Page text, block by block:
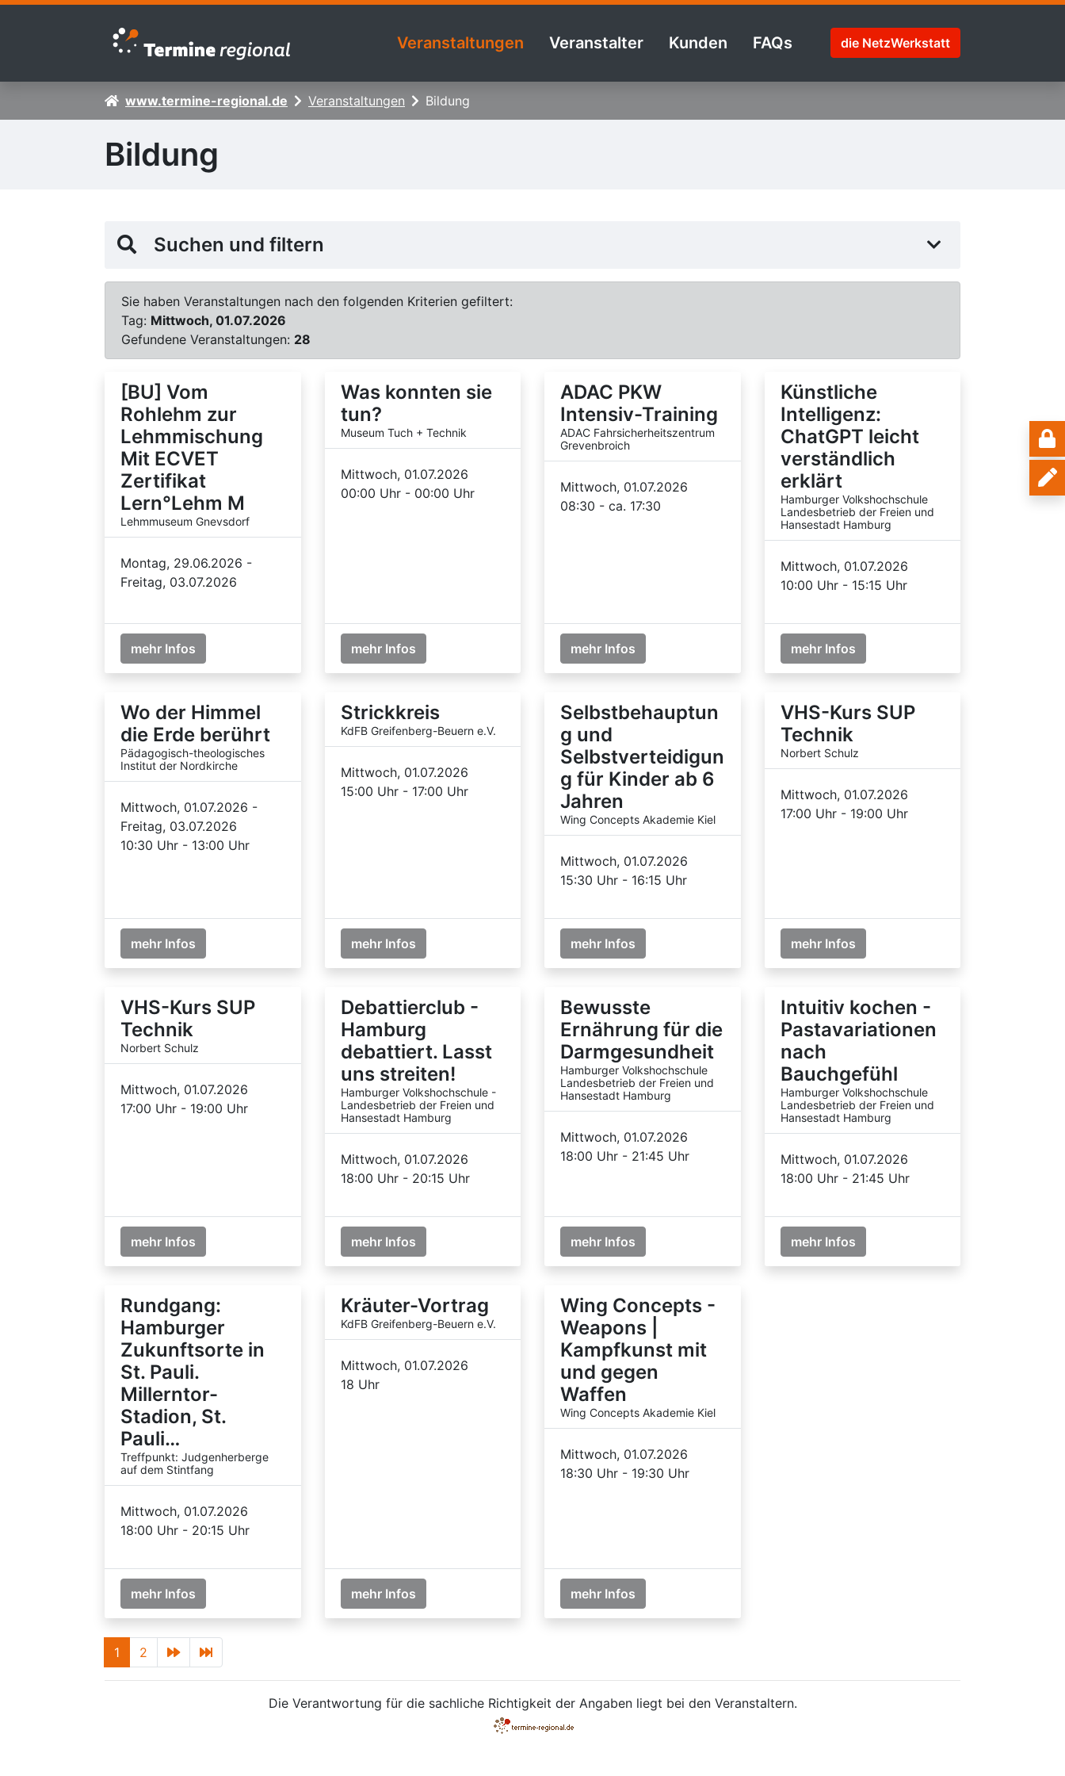
Zur Navigation springen
Zum Inhalt springen
Veranstaltungen Veranstalter Kunden FAQs die NetzWerkstatt
www.termine-regional.de Veranstaltungen Bildung
Bildung
Suchen und filtern
Sie haben Veranstaltungen nach den folgenden Kriterien gefiltert:
Tag: Mittwoch, 01.07.2026
Gefundene Veranstaltungen: 28
[BU] Vom
Rohlehm zur
Lehmmischung
Mit ECVET
Zertifikat
Lern°Lehm M
Lehmmuseum Gnevsdorf
Montag, 29.06.2026 -
Freitag, 03.07.2026
mehr Infos
Was konnten sie
tun?
Museum Tuch + Technik
Mittwoch, 01.07.2026
00:00 Uhr - 00:00 Uhr
mehr Infos
ADAC PKW
Intensiv-Training
ADAC Fahrsicherheitszentrum
Grevenbroich
Mittwoch, 01.07.2026
08:30 - ca. 17:30
mehr Infos
Künstliche
Intelligenz:
ChatGPT leicht
verständlich
erklärt
Hamburger Volkshochschule
Landesbetrieb der Freien und
Hansestadt Hamburg
Mittwoch, 01.07.2026
10:00 Uhr - 15:15 Uhr
mehr Infos
Wo der Himmel
die Erde berührt
Pädagogisch-theologisches
Institut der Nordkirche
Mittwoch, 01.07.2026 -
Freitag, 03.07.2026
10:30 Uhr - 13:00 Uhr
mehr Infos
Strickkreis
KdFB Greifenberg-Beuern e.V.
Mittwoch, 01.07.2026
15:00 Uhr - 17:00 Uhr
mehr Infos
Selbstbehauptun
g und
Selbstverteidigun
g für Kinder ab 6
Jahren
Wing Concepts Akademie Kiel
Mittwoch, 01.07.2026
15:30 Uhr - 16:15 Uhr
mehr Infos
VHS-Kurs SUP
Technik
Norbert Schulz
Mittwoch, 01.07.2026
17:00 Uhr - 19:00 Uhr
mehr Infos
VHS-Kurs SUP
Technik
Norbert Schulz
Mittwoch, 01.07.2026
17:00 Uhr - 19:00 Uhr
mehr Infos
Debattierclub -
Hamburg
debattiert. Lasst
uns streiten!
Hamburger Volkshochschule -
Landesbetrieb der Freien und
Hansestadt Hamburg
Mittwoch, 01.07.2026
18:00 Uhr - 20:15 Uhr
mehr Infos
Bewusste
Ernährung für die
Darmgesundheit
Hamburger Volkshochschule
Landesbetrieb der Freien und
Hansestadt Hamburg
Mittwoch, 01.07.2026
18:00 Uhr - 21:45 Uhr
mehr Infos
Intuitiv kochen -
Pastavariationen
nach
Bauchgefühl
Hamburger Volkshochschule
Landesbetrieb der Freien und
Hansestadt Hamburg
Mittwoch, 01.07.2026
18:00 Uhr - 21:45 Uhr
mehr Infos
Rundgang:
Hamburger
Zukunftsorte in
St. Pauli.
Millerntor-
Stadion, St.
Pauli…
Treffpunkt: Judgenherberge
auf dem Stintfang
Mittwoch, 01.07.2026
18:00 Uhr - 20:15 Uhr
mehr Infos
Kräuter-Vortrag
KdFB Greifenberg-Beuern e.V.
Mittwoch, 01.07.2026
18 Uhr
mehr Infos
Wing Concepts -
Weapons |
Kampfkunst mit
und gegen
Waffen
Wing Concepts Akademie Kiel
Mittwoch, 01.07.2026
18:30 Uhr - 19:30 Uhr
mehr Infos
1 2
Die Verantwortung für die sachliche Richtigkeit der Angaben liegt bei den Veranstaltern.